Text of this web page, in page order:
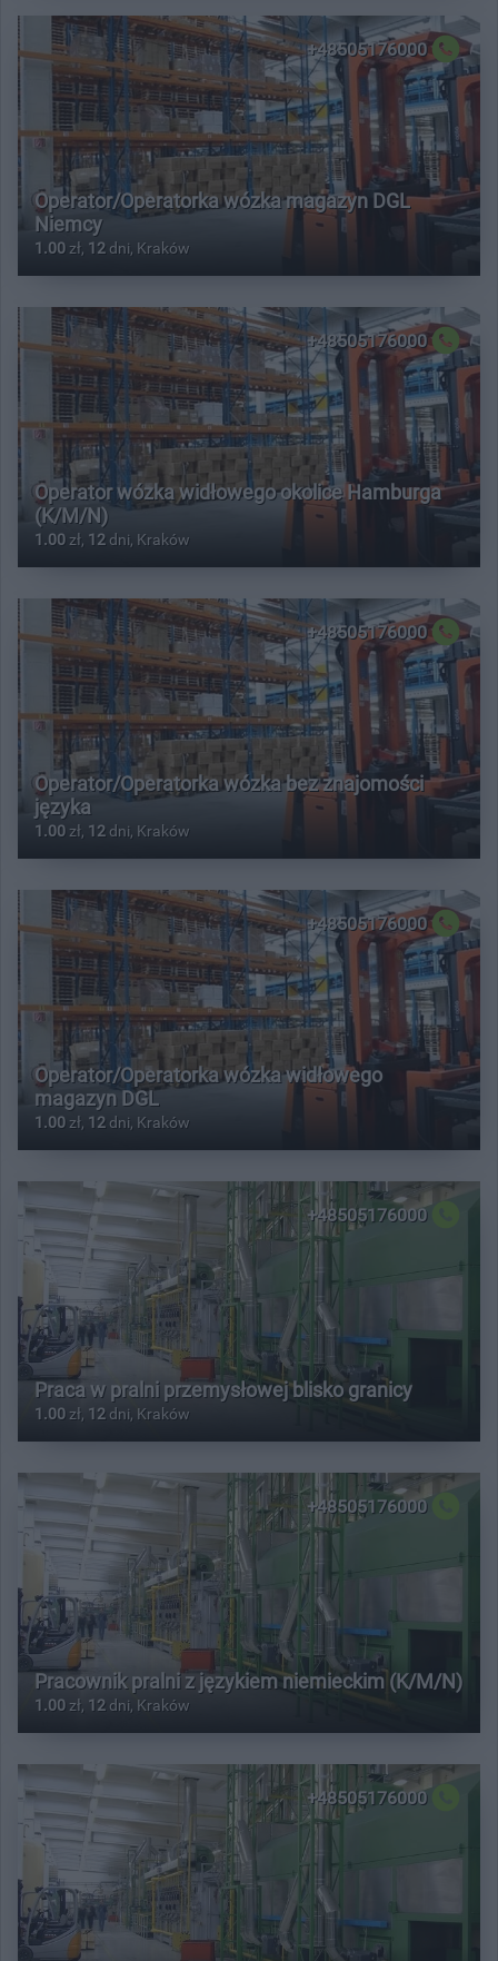
+48505176000
Operator/Operatorka wózka magazyn DGL
Niemcy
1.00 zł, 12 dni, Kraków
+48505176000
Operator wózka widłowego okolice Hamburga
(K/M/N)
1.00 zł, 12 dni, Kraków
+48505176000
Operator/Operatorka wózka bez znajomości
języka
1.00 zł, 12 dni, Kraków
+48505176000
Operator/Operatorka wózka widłowego
magazyn DGL
1.00 zł, 12 dni, Kraków
+48505176000
Praca w pralni przemysłowej blisko granicy
1.00 zł, 12 dni, Kraków
+48505176000
Pracownik pralni z językiem niemieckim (K/M/N)
1.00 zł, 12 dni, Kraków
+48505176000